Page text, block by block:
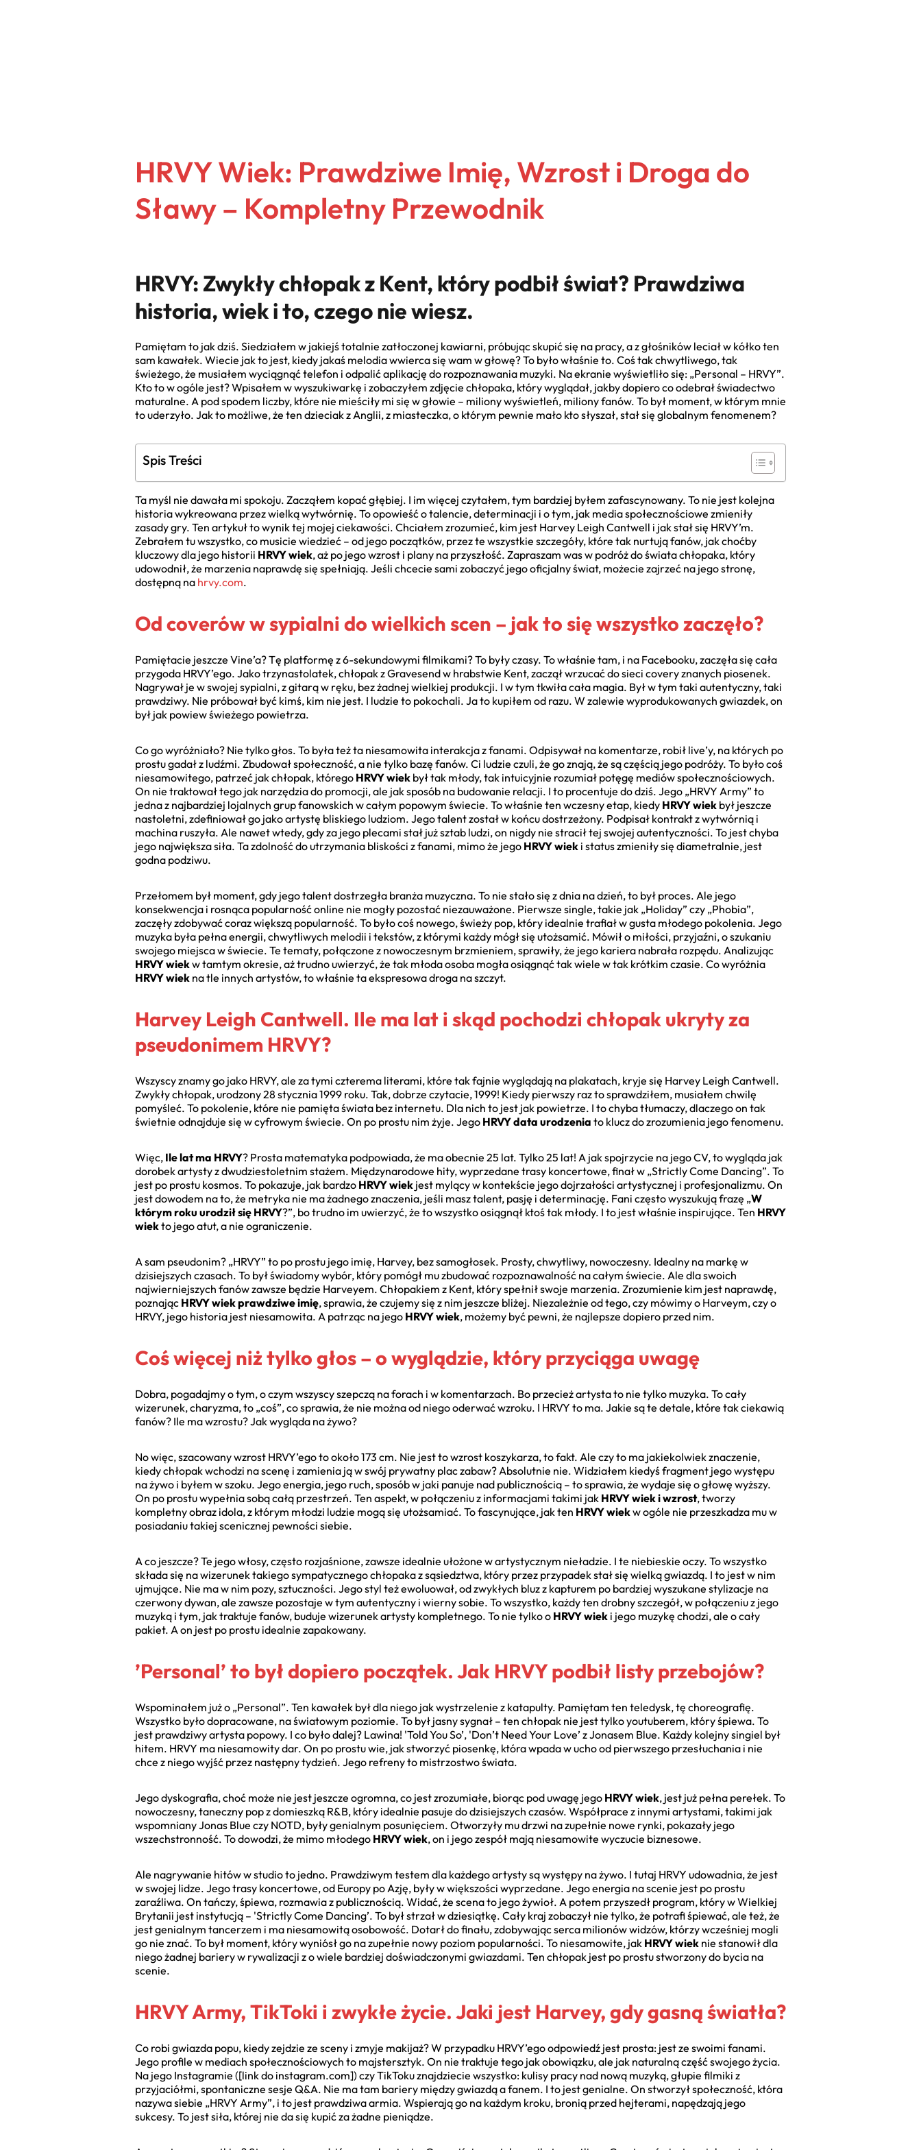
HRVY Wiek: Prawdziwe Imię, Wzrost i Droga do
Sławy – Kompletny Przewodnik
HRVY: Zwykły chłopak z Kent, który podbił świat? Prawdziwa
historia, wiek i to, czego nie wiesz.
Pamiętam to jak dziś. Siedziałem w jakiejś totalnie zatłoczonej kawiarni, próbując skupić się na pracy, a z głośników leciał w kółko ten
sam kawałek. Wiecie jak to jest, kiedy jakaś melodia wwierca się wam w głowę? To było właśnie to. Coś tak chwytliwego, tak
świeżego, że musiałem wyciągnąć telefon i odpalić aplikację do rozpoznawania muzyki. Na ekranie wyświetliło się: „Personal – HRVY”.
Kto to w ogóle jest? Wpisałem w wyszukiwarkę i zobaczyłem zdjęcie chłopaka, który wyglądał, jakby dopiero co odebrał świadectwo
maturalne. A pod spodem liczby, które nie mieściły mi się w głowie – miliony wyświetleń, miliony fanów. To był moment, w którym mnie
to uderzyło. Jak to możliwe, że ten dzieciak z Anglii, z miasteczka, o którym pewnie mało kto słyszał, stał się globalnym fenomenem?
Spis Treści
Ta myśl nie dawała mi spokoju. Zacząłem kopać głębiej. I im więcej czytałem, tym bardziej byłem zafascynowany. To nie jest kolejna
historia wykreowana przez wielką wytwórnię. To opowieść o talencie, determinacji i o tym, jak media społecznościowe zmieniły
zasady gry. Ten artykuł to wynik tej mojej ciekawości. Chciałem zrozumieć, kim jest Harvey Leigh Cantwell i jak stał się HRVY’m.
Zebrałem tu wszystko, co musicie wiedzieć – od jego początków, przez te wszystkie szczegóły, które tak nurtują fanów, jak choćby
kluczowy dla jego historii HRVY wiek, aż po jego wzrost i plany na przyszłość. Zapraszam was w podróż do świata chłopaka, który
udowodnił, że marzenia naprawdę się spełniają. Jeśli chcecie sami zobaczyć jego oficjalny świat, możecie zajrzeć na jego stronę,
dostępną na hrvy.com.
Od coverów w sypialni do wielkich scen – jak to się wszystko zaczęło?
Pamiętacie jeszcze Vine’a? Tę platformę z 6-sekundowymi filmikami? To były czasy. To właśnie tam, i na Facebooku, zaczęła się cała
przygoda HRVY’ego. Jako trzynastolatek, chłopak z Gravesend w hrabstwie Kent, zaczął wrzucać do sieci covery znanych piosenek.
Nagrywał je w swojej sypialni, z gitarą w ręku, bez żadnej wielkiej produkcji. I w tym tkwiła cała magia. Był w tym taki autentyczny, taki
prawdziwy. Nie próbował być kimś, kim nie jest. I ludzie to pokochali. Ja to kupiłem od razu. W zalewie wyprodukowanych gwiazdek, on
był jak powiew świeżego powietrza.
Co go wyróżniało? Nie tylko głos. To była też ta niesamowita interakcja z fanami. Odpisywał na komentarze, robił live’y, na których po
prostu gadał z ludźmi. Zbudował społeczność, a nie tylko bazę fanów. Ci ludzie czuli, że go znają, że są częścią jego podróży. To było coś
niesamowitego, patrzeć jak chłopak, którego HRVY wiek był tak młody, tak intuicyjnie rozumiał potęgę mediów społecznościowych.
On nie traktował tego jak narzędzia do promocji, ale jak sposób na budowanie relacji. I to procentuje do dziś. Jego „HRVY Army” to
jedna z najbardziej lojalnych grup fanowskich w całym popowym świecie. To właśnie ten wczesny etap, kiedy HRVY wiek był jeszcze
nastoletni, zdefiniował go jako artystę bliskiego ludziom. Jego talent został w końcu dostrzeżony. Podpisał kontrakt z wytwórnią i
machina ruszyła. Ale nawet wtedy, gdy za jego plecami stał już sztab ludzi, on nigdy nie stracił tej swojej autentyczności. To jest chyba
jego największa siła. Ta zdolność do utrzymania bliskości z fanami, mimo że jego HRVY wiek i status zmieniły się diametralnie, jest
godna podziwu.
Przełomem był moment, gdy jego talent dostrzegła branża muzyczna. To nie stało się z dnia na dzień, to był proces. Ale jego
konsekwencja i rosnąca popularność online nie mogły pozostać niezauważone. Pierwsze single, takie jak „Holiday” czy „Phobia”,
zaczęły zdobywać coraz większą popularność. To było coś nowego, świeży pop, który idealnie trafiał w gusta młodego pokolenia. Jego
muzyka była pełna energii, chwytliwych melodii i tekstów, z którymi każdy mógł się utożsamić. Mówił o miłości, przyjaźni, o szukaniu
swojego miejsca w świecie. Te tematy, połączone z nowoczesnym brzmieniem, sprawiły, że jego kariera nabrała rozpędu. Analizując
HRVY wiekw tamtym okresie, aż trudno uwierzyć, że tak młoda osoba mogła osiągnąć tak wiele w tak krótkim czasie. Co wyróżnia
HRVY wiek na tle innych artystów, to właśnie ta ekspresowa droga na szczyt.
Harvey Leigh Cantwell. Ile ma lat i skąd pochodzi chłopak ukryty za
pseudonimem HRVY?
Wszyscy znamy go jako HRVY, ale za tymi czterema literami, które tak fajnie wyglądają na plakatach, kryje się Harvey Leigh Cantwell.
Zwykły chłopak, urodzony 28 stycznia 1999 roku. Tak, dobrze czytacie, 1999! Kiedy pierwszy raz to sprawdziłem, musiałem chwilę
pomyśleć. To pokolenie, które nie pamięta świata bez internetu. Dla nich to jest jak powietrze. I to chyba tłumaczy, dlaczego on tak
świetnie odnajduje się w cyfrowym świecie. On po prostu nim żyje. Jego HRVY data urodzenia to klucz do zrozumienia jego fenomenu.
Więc, Ile lat ma HRVY? Prosta matematyka podpowiada, że ma obecnie 25 lat. Tylko 25 lat! A jak spojrzycie na jego CV, to wygląda jak
dorobek artysty z dwudziestoletnim stażem. Międzynarodowe hity, wyprzedane trasy koncertowe, finał w „Strictly Come Dancing”. To
jest po prostu kosmos. To pokazuje, jak bardzo HRVY wiek jest mylący w kontekście jego dojrzałości artystycznej i profesjonalizmu. On
jest dowodem na to, że metryka nie ma żadnego znaczenia, jeśli masz talent, pasję i determinację. Fani często wyszukują frazę „W
którym roku urodził się HRVY?”, bo trudno im uwierzyć, że to wszystko osiągnął ktoś tak młody. I to jest właśnie inspirujące. Ten HRVY
wiekto jego atut, a nie ograniczenie.
A sam pseudonim? „HRVY” to po prostu jego imię, Harvey, bez samogłosek. Prosty, chwytliwy, nowoczesny. Idealny na markę w
dzisiejszych czasach. To był świadomy wybór, który pomógł mu zbudować rozpoznawalność na całym świecie. Ale dla swoich
najwierniejszych fanów zawsze będzie Harveyem. Chłopakiem z Kent, który spełnił swoje marzenia. Zrozumienie kim jest naprawdę,
poznając HRVY wiek prawdziwe imię, sprawia, że czujemy się z nim jeszcze bliżej. Niezależnie od tego, czy mówimy o Harveym, czy o
HRVY, jego historia jest niesamowita. A patrząc na jego HRVY wiek, możemy być pewni, że najlepsze dopiero przed nim.
Coś więcej niż tylko głos – o wyglądzie, który przyciąga uwagę
Dobra, pogadajmy o tym, o czym wszyscy szepczą na forach i w komentarzach. Bo przecież artysta to nie tylko muzyka. To cały
wizerunek, charyzma, to „coś”, co sprawia, że nie można od niego oderwać wzroku. I HRVY to ma. Jakie są te detale, które tak ciekawią
fanów? Ile ma wzrostu? Jak wygląda na żywo?
No więc, szacowany wzrost HRVY’ego to około 173 cm. Nie jest to wzrost koszykarza, to fakt. Ale czy to ma jakiekolwiek znaczenie,
kiedy chłopak wchodzi na scenę i zamienia ją w swój prywatny plac zabaw? Absolutnie nie. Widziałem kiedyś fragment jego występu
na żywo i byłem w szoku. Jego energia, jego ruch, sposób w jaki panuje nad publicznością – to sprawia, że wydaje się o głowę wyższy.
On po prostu wypełnia sobą całą przestrzeń. Ten aspekt, w połączeniu z informacjami takimi jak HRVY wiek i wzrost, tworzy
kompletny obraz idola, z którym młodzi ludzie mogą się utożsamiać. To fascynujące, jak ten HRVY wiekw ogóle nie przeszkadza mu w
posiadaniu takiej scenicznej pewności siebie.
A co jeszcze? Te jego włosy, często rozjaśnione, zawsze idealnie ułożone w artystycznym nieładzie. I te niebieskie oczy. To wszystko
składa się na wizerunek takiego sympatycznego chłopaka z sąsiedztwa, który przez przypadek stał się wielką gwiazdą. I to jest w nim
ujmujące. Nie ma w nim pozy, sztuczności. Jego styl też ewoluował, od zwykłych bluz z kapturem po bardziej wyszukane stylizacje na
czerwony dywan, ale zawsze pozostaje w tym autentyczny i wierny sobie. To wszystko, każdy ten drobny szczegół, w połączeniu z jego
muzyką i tym, jak traktuje fanów, buduje wizerunek artysty kompletnego. To nie tylko o HRVY wiek i jego muzykę chodzi, ale o cały
pakiet. A on jest po prostu idealnie zapakowany.
’Personal’ to był dopiero początek. Jak HRVY podbił listy przebojów?
Wspominałem już o „Personal”. Ten kawałek był dla niego jak wystrzelenie z katapulty. Pamiętam ten teledysk, tę choreografię.
Wszystko było dopracowane, na światowym poziomie. To był jasny sygnał – ten chłopak nie jest tylko youtuberem, który śpiewa. To
jest prawdziwy artysta popowy. I co było dalej? Lawina! 'Told You So’, 'Don’t Need Your Love’ z Jonasem Blue. Każdy kolejny singiel był
hitem. HRVY ma niesamowity dar. On po prostu wie, jak stworzyć piosenkę, która wpada w ucho od pierwszego przesłuchania i nie
chce z niego wyjść przez następny tydzień. Jego refreny to mistrzostwo świata.
Jego dyskografia, choć może nie jest jeszcze ogromna, co jest zrozumiałe, biorąc pod uwagę jego HRVY wiek, jest już pełna perełek. To
nowoczesny, taneczny pop z domieszką R&B, który idealnie pasuje do dzisiejszych czasów. Współprace z innymi artystami, takimi jak
wspomniany Jonas Blue czy NOTD, były genialnym posunięciem. Otworzyły mu drzwi na zupełnie nowe rynki, pokazały jego
wszechstronność. To dowodzi, że mimo młodego HRVY wiek, on i jego zespół mają niesamowite wyczucie biznesowe.
Ale nagrywanie hitów w studio to jedno. Prawdziwym testem dla każdego artysty są występy na żywo. I tutaj HRVY udowadnia, że jest
w swojej lidze. Jego trasy koncertowe, od Europy po Azję, były w większości wyprzedane. Jego energia na scenie jest po prostu
zaraźliwa. On tańczy, śpiewa, rozmawia z publicznością. Widać, że scena to jego żywioł. A potem przyszedł program, który w Wielkiej
Brytanii jest instytucją – 'Strictly Come Dancing’. To był strzał w dziesiątkę. Cały kraj zobaczył nie tylko, że potrafi śpiewać, ale też, że
jest genialnym tancerzem i ma niesamowitą osobowość. Dotarł do finału, zdobywając serca milionów widzów, którzy wcześniej mogli
go nie znać. To był moment, który wyniósł go na zupełnie nowy poziom popularności. To niesamowite, jak HRVY wiek nie stanowił dla
niego żadnej bariery w rywalizacji z o wiele bardziej doświadczonymi gwiazdami. Ten chłopak jest po prostu stworzony do bycia na
scenie.
HRVY Army, TikToki i zwykłe życie. Jaki jest Harvey, gdy gasną światła?
Co robi gwiazda popu, kiedy zejdzie ze sceny i zmyje makijaż? W przypadku HRVY’ego odpowiedź jest prosta: jest ze swoimi fanami.
Jego profile w mediach społecznościowych to majstersztyk. On nie traktuje tego jak obowiązku, ale jak naturalną część swojego życia.
Na jego Instagramie ([link do instagram.com]) czy TikToku znajdziecie wszystko: kulisy pracy nad nową muzyką, głupie filmiki z
przyjaciółmi, spontaniczne sesje Q&A. Nie ma tam bariery między gwiazdą a fanem. I to jest genialne. On stworzył społeczność, która
nazywa siebie „HRVY Army”, i to jest prawdziwa armia. Wspierają go na każdym kroku, bronią przed hejterami, napędzają jego
sukcesy. To jest siła, której nie da się kupić za żadne pieniądze.